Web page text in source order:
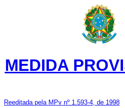
MEDIDA
Reeditada pela MPv nº 1.593-4, de 1998